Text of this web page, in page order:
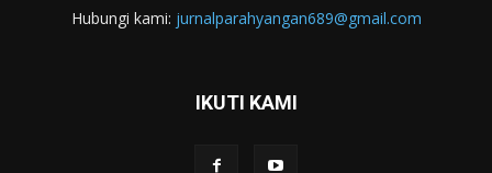
Hubungi kami: jurnalparahyangan689@gmail.com
IKUTI KAMI